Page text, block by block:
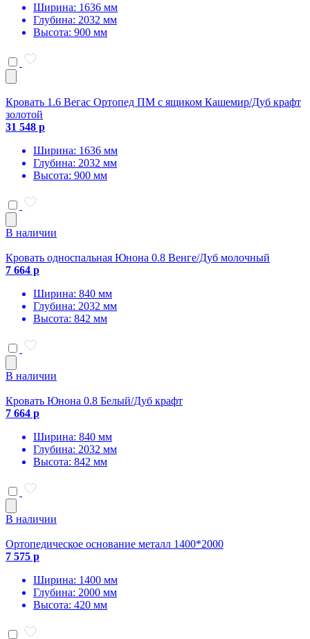
Ширина: 1636 мм
Глубина: 2032 мм
Высота: 900 мм
Кровать 1.6 Вегас Ортопед ПМ с ящиком Кашемир/Дуб крафт
золотой
31 548 р
Ширина: 1636 мм
Глубина: 2032 мм
Высота: 900 мм
В наличии
Кровать односпальная Юнона 0.8 Венге/Дуб молочный
7 664 р
Ширина: 840 мм
Глубина: 2032 мм
Высота: 842 мм
В наличии
Кровать Юнона 0.8 Белый/Дуб крафт
7 664 р
Ширина: 840 мм
Глубина: 2032 мм
Высота: 842 мм
В наличии
Ортопедическое основание металл 1400*2000
7 575 р
Ширина: 1400 мм
Глубина: 2000 мм
Высота: 420 мм